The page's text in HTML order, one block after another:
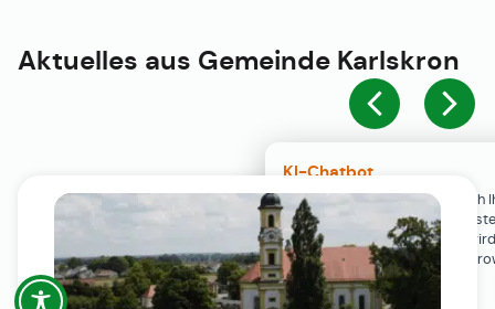
KI-Chatbot
Der KI-Chatbot steht erst nach
Einwilligung in den Cookie-
Verfügung. Der Chat-Verlauf
ausschließlich lokal in Ihrem
gespeichert.
Aktuelles aus Gemeinde Karlskron